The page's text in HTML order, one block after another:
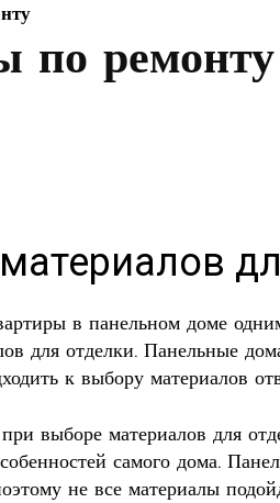
по
в панельном доме
для отделки. Панельные
к выбору материалов
выборе материалов для
самого дома.
не все материалы